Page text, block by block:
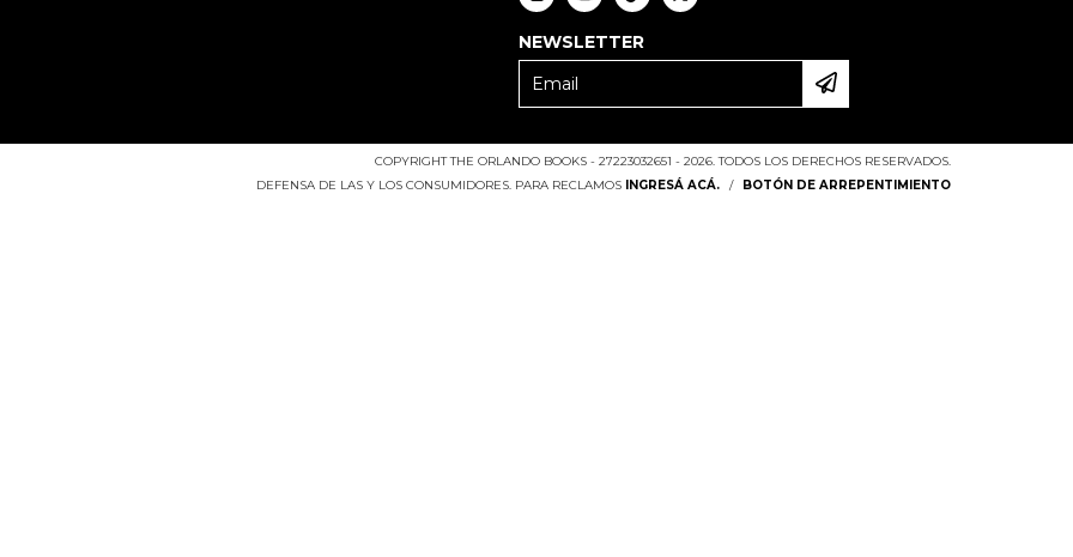
NEWSLETTER
COPYRIGHT THE ORLANDO BOOKS - 27223032651 - 2026. TODOS LOS DERECHOS RESERVADOS.
DEFENSA DE LAS Y LOS CONSUMIDORES. PARA RECLAMOS INGRESÁ ACÁ. / BOTÓN DE ARREPENTIMIENTO